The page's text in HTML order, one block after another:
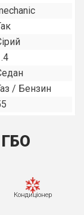
/ Бензин
ГБО
Кондиціонер